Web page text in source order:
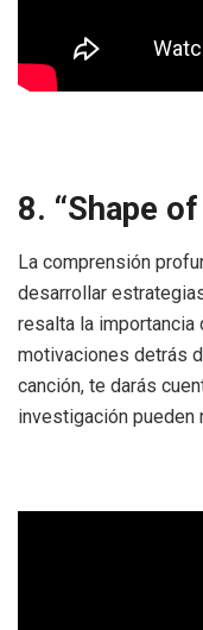
8. “Shape
La comprensión
desarrollar
resalta la
motivaciones detrás
canción, te darás
investigación pueden